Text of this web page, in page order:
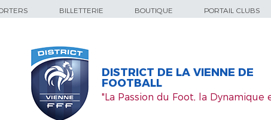
BILLETTERIE BOUTIQUE PORTAIL CLUBS
DISTRICT DE LA VIENNE DE
FOOTBALL
"La Passion du Foot, la Dynamique